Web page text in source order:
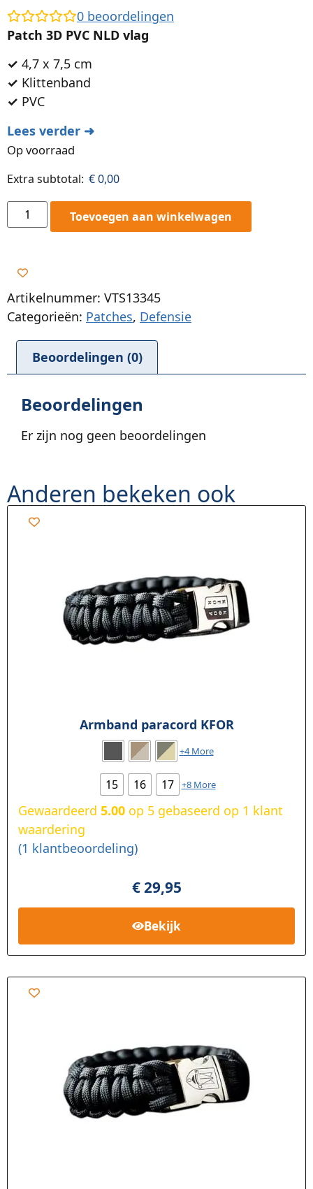
0 beoordelingen
Patch 3D PVC NLD vlag
✓ 4,7 x 7,5 cm
✓ Klittenband
✓ PVC
Lees verder ➜
Op voorraad
Extra subtotal: €0,00
Toevoegen aan winkelwagen
Artikelnummer: VTS13345
Categorieën: Patches, Defensie
Beoordelingen (0)
Beoordelingen
Er zijn nog geen beoordelingen
Anderen bekeken ook
Armband paracord KFOR
+4 More
15 16 17 +8 More
Gewaardeerd 5.00 op 5 gebaseerd op 1 klant
waardering
(1 klantbeoordeling)
€29,95
Bekijk